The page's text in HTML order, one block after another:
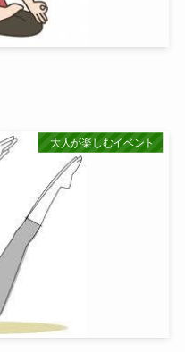
大人が楽しむイベント